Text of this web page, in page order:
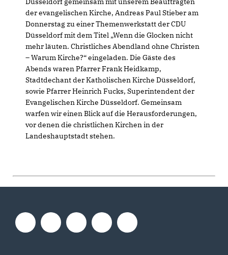
der evangelischen Kirche, Andreas Paul Stieber am
Donnerstag zu einer Themenwerkstatt der CDU
Düsseldorf mit dem Titel „Wenn die Glocken nicht
mehr läuten. Christliches Abendland ohne Christen
– Warum Kirche?“ eingeladen. Die Gäste des
Abends waren Pfarrer Frank Heidkamp,
Stadtdechant der Katholischen Kirche Düsseldorf,
sowie Pfarrer Heinrich Fucks, Superintendent der
Evangelischen Kirche Düsseldorf. Gemeinsam
warfen wir einen Blick auf die Herausforderungen,
vor denen die christlichen Kirchen in der
Landeshauptstadt stehen.